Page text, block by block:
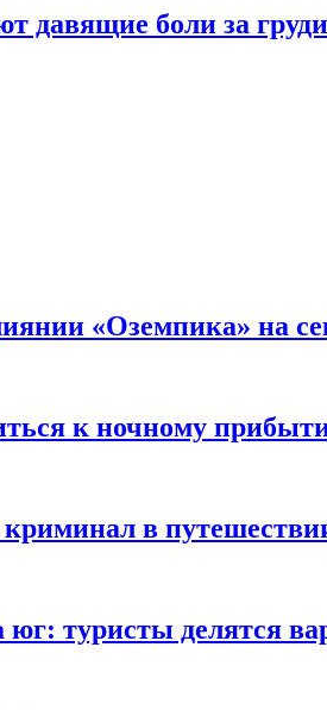
давящие боли за
«Оземпика» на
к ночному
в
туристы делятся